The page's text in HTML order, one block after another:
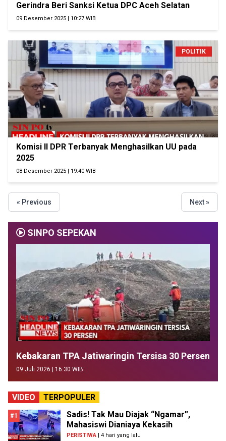
Gerindra Beri Sanksi Ketua DPC Aceh Selatan
09 Desember 2025 | 10:27 WIB
POLITIK
Komisi II DPR Terbanyak Menghasilkan UU pada
2025
08 Desember 2025 | 19:40 WIB
« Previous Next »
SINPO SEPEKAN
Kebakaran TPA Jatiwaringin Tersisa 30 Persen
09 Juli 2026 | 16:30 WIB
VIDEO TERPOPULER
#1
Sadis! Tak Mau Diajak “Ngamar”,
Mahasiswi Dianiaya Kekasih
PERISTIWA | 4 hari yang lalu